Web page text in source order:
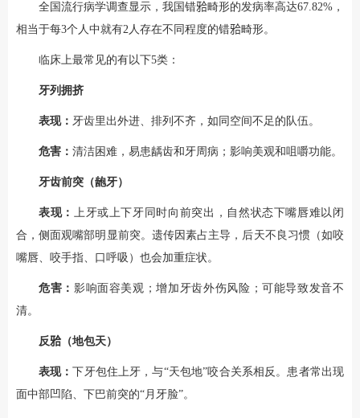
全国流行病学调查显示，我国错𬌗畸形的发病率高达67.82%，
相当于每3个人中就有2人存在不同程度的错𬌗畸形。
临床上最常见的有以下5类：
牙列拥挤
表现： 牙齿里出外进、排列不齐，如同空间不足的队伍。
危害： 清洁困难，易患龋齿和牙周病；影响美观和咀嚼功能。
牙齿前突（龅牙）
表现： 上牙或上下牙同时向前突出，自然状态下嘴唇难以闭
合，侧面观嘴部明显前突。遗传因素占主导，后天不良习惯（如咬
嘴唇、咬手指、口呼吸）也会加重症状。
危害： 影响面容美观；增加牙齿外伤风险；可能导致发音不
清。
反𬌗（地包天）
表现：下牙包住上牙，与“天包地”咬合关系相反。患者常出现
面中部凹陷、下巴前突的“月牙脸”。